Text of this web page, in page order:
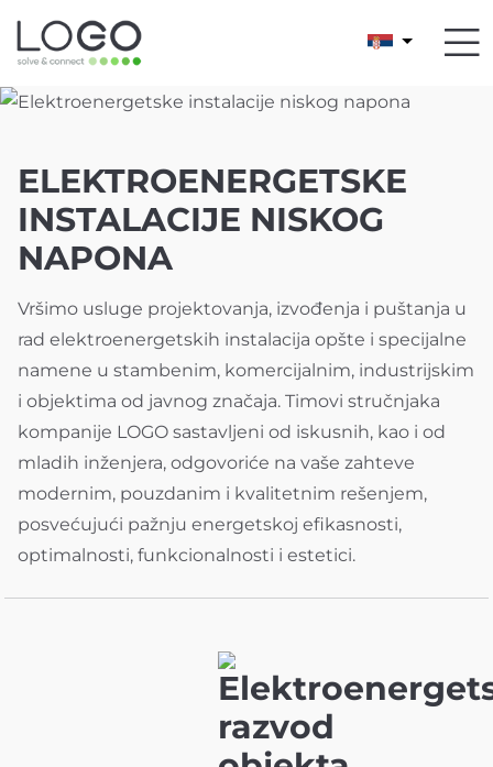
ELEKTROENERGETSKE
INSTALACIJE NISKOG
NAPONA
Vršimo usluge projektovanja, izvođenja i puštanja u
rad elektroenergetskih instalacija opšte i specijalne
namene u stambenim, komercijalnim, industrijskim
i objektima od javnog značaja. Timovi stručnjaka
kompanije LOGO sastavljeni od iskusnih, kao i od
mladih inženjera, odgovoriće na vaše zahteve
modernim, pouzdanim i kvalitetnim rešenjem,
posvećujući pažnju energetskoj efikasnosti,
optimalnosti, funkcionalnosti i estetici.